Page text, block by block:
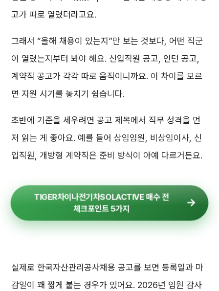
고가 따로 열렸더라고요.
그래서 “올해 채용이 있는지”만 보는 것보다, 어떤 직군
이 열렸는지부터 봐야 해요. 신입직원 공고, 인턴 공고,
계약직 공고가 각각 따로 움직이니까요. 이 차이를 모르
면 지원 시기를 놓치기 쉽습니다.
초반에 기준을 세우려면 공고 제목에서 직무 성격을 먼
저 읽는 게 좋아요. 예를 들어 상임임원, 비상임이사, 신
입직원, 개방형 계약직은 준비 방식이 아예 다르거든요.
TIGER차이나전기차SOLACTIVE 매수 전
체크포인트 5가지
실제로 한국자산관리공사채용 공고를 보면 등록일과 마
감일이 꽤 짧게 붙는 경우가 있어요. 2026년 임원 감사